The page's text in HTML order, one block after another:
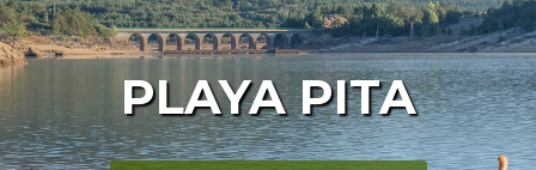
PLAYA PITA